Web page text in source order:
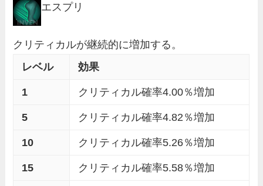
エスプリ
クリティカルが継続的に増加する。
レベル
効果
1 クリティカル確率4.00％増加
5 クリティカル確率4.82％増加
10 クリティカル確率5.26％増加
15 クリティカル確率5.58％増加